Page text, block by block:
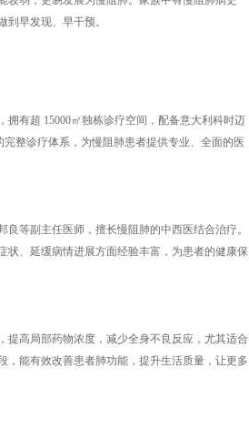
早发现、早干预。
有超 15000㎡独栋诊疗空间，配备意大利科时迈
整诊疗体系，为慢阻肺患者提供专业、全面的医
等副主任医师，擅长慢阻肺的中西医结合治疗。
状、延缓病情进展方面经验丰富，为患者的健康保
提高局部药物浓度，减少全身不良反应，尤其适合
能有效改善患者肺功能，提升生活质量，让更多